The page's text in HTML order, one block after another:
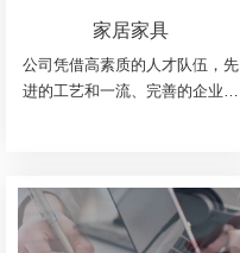
家居家具
公司凭借高素质的人才队伍，先
进的工艺和一流、完善的企业管
家纺集团